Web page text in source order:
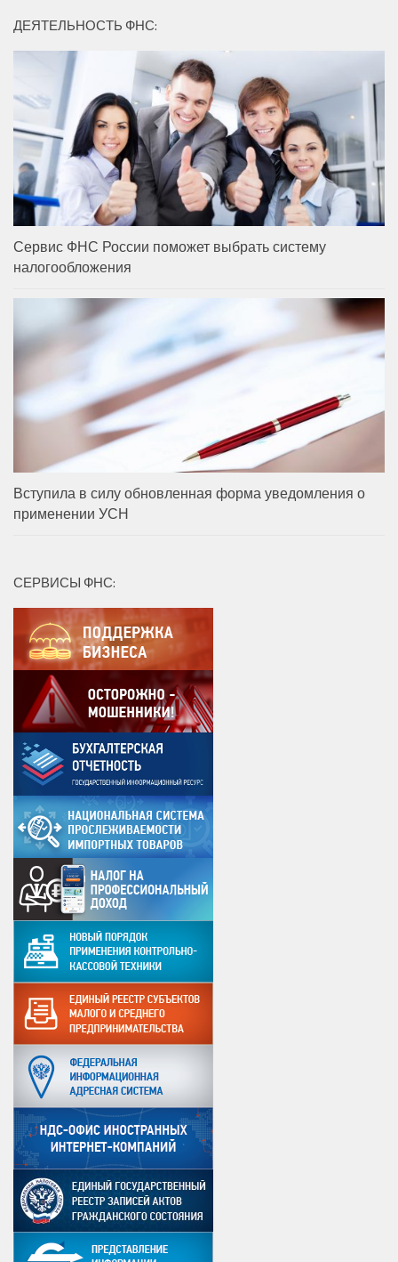
ДЕЯТЕЛЬНОСТЬ ФНС:
Сервис ФНС России поможет выбрать систему
налогообложения
Вступила в силу обновленная форма уведомления о
применении УСН
СЕРВИСЫ ФНС: